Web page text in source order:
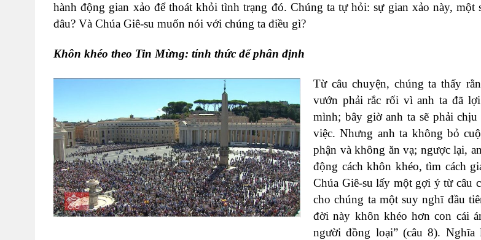
hành động gian xảo để thoát khỏi tình trạng đó. Chúng ta tự hỏi: sự gian xảo này, một
đâu? Và Chúa Giê-su muốn nói với chúng ta điều gì?
Khôn khéo theo Tin Mừng: tỉnh thức để phân định
Từ câu chuyện, chúng ta thấy
vướn phải rắc rối vì anh ta đã
mình; bây giờ anh ta sẽ phải chịu
việc. Nhưng anh ta không bỏ
phận và không ăn vạ; ngược lại,
động cách khôn khéo, tìm cách
Chúa Giê-su lấy một gợi ý từ câu
cho chúng ta một suy nghĩ đầu
đời này khôn khéo hơn con cái
người đồng loại” (câu 8). Nghĩa